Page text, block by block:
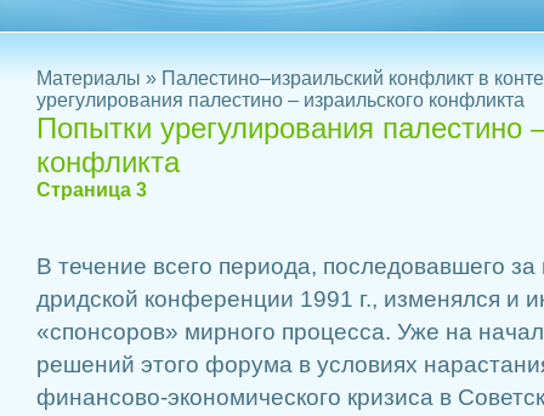
Материалы » Палестино–израильский конфликт в
урегулирования палестино – израильского конфликта
Попытки урегулирования палестино
конфликта
Страница 3
В течение всего периода, по­следовавшего
дридской конференции 1991 г., изменялся и
«спонсоров» мирного процесса. Уже на
решений этого форума в условиях
финансово-эконо­мического кризиса в